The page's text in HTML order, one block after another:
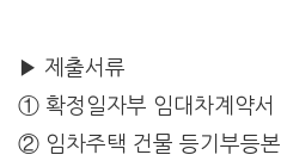
▶ 제출서류
① 확정일자부 임대차계약서
② 임차주택 건물 등기부등본